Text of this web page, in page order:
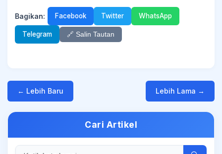
Bagikan: Facebook Twitter WhatsApp
Telegram 🔗 Salin Tautan
← Lebih Baru Lebih Lama →
Cari Artikel